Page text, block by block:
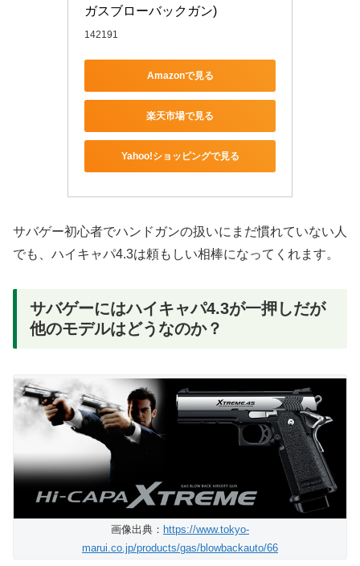
ガスブローバックガン)
142191
Amazonで見る
楽天市場で見る
Yahoo!ショッピングで見る
サバゲー初心者でハンドガンの扱いにまだ慣れていない人
でも、ハイキャパ4.3は頼もしい相棒になってくれます。
サバゲーにはハイキャパ4.3が一押しだが
他のモデルはどうなのか？
画像出典： https://www.tokyo-
marui.co.jp/products/gas/blowbackauto/66